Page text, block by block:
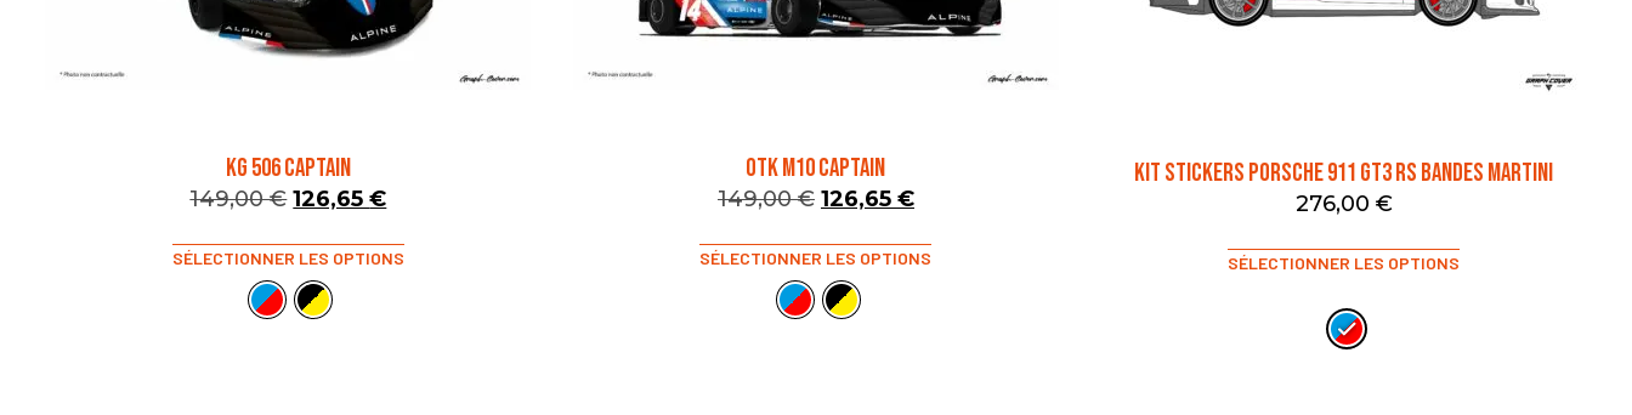
KG 506 CAPTAIN
149,00€ 126,65€
SÉLECTIONNER LES OPTIONS
OTK M10 CAPTAIN
149,00€ 126,65 €
SÉLECTIONNER LES OPTIONS
Kit stickers Porsche 911 GT3 RS Bandes Martini
276,00 €
SÉLECTIONNER LES OPTIONS